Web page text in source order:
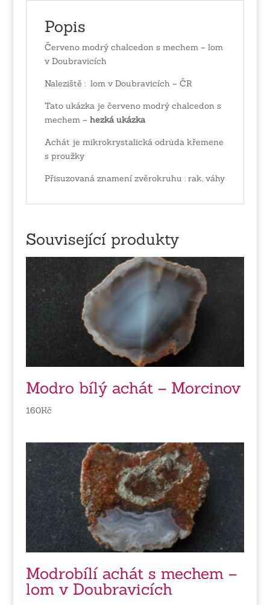
Popis
Červeno modrý chalcedon s mechem – lom
v Doubravicích
Naleziště : lom v Doubravicích – ČR
Tato ukázka je červeno modrý chalcedon s
mechem – hezká ukázka
Achát je mikrokrystalická odrůda křemene
s proužky
Přisuzovaná znamení zvěrokruhu : rak, váhy
Související produkty
Modro bílý achát – Morcinov
160Kč
Modrobílí achát s mechem –
lom v Doubravicích